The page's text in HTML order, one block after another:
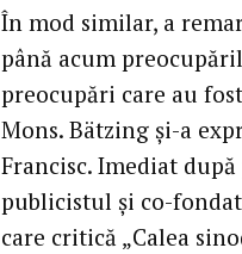
În mod similar, a
până acum
preocupări care au
Mons. Bätzing și-a
Francisc. Imediat
publicistul și co-
care critică „Calea